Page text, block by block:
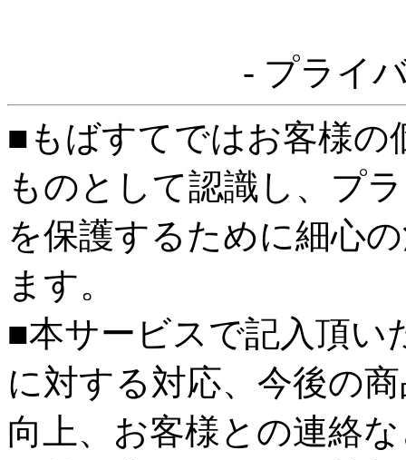
- プライ
■もばすてではお客様の
ものとして認識し、プ
を保護するために細心
ます。
■本サービスで記入頂い
に対する対応、今後の
向上、お客様との連絡